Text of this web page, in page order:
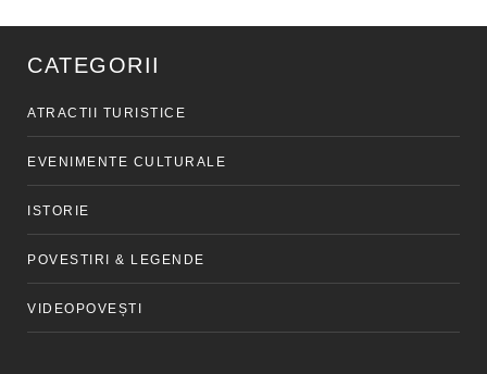
CATEGORII
ATRACTII TURISTICE
EVENIMENTE CULTURALE
ISTORIE
POVESTIRI & LEGENDE
VIDEOPOVEȘTI